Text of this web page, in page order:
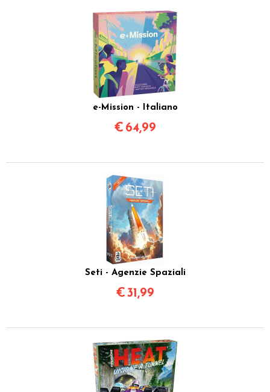
e-Mission - Italiano
€ 64,99
Seti - Agenzie Spaziali
€31,99